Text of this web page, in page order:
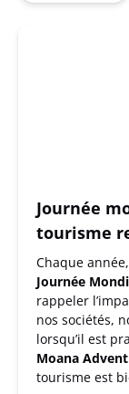
Journée
tourisme
Chaque
Journée
rappeler
nos sociétés,
lorsqu’il est
Moana
tourisme est